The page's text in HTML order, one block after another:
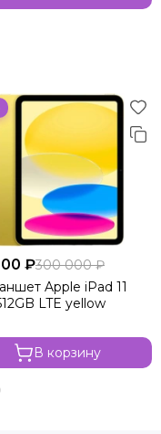
₽300 000 ₽
Apple iPad 11
LTE yellow
В корзину